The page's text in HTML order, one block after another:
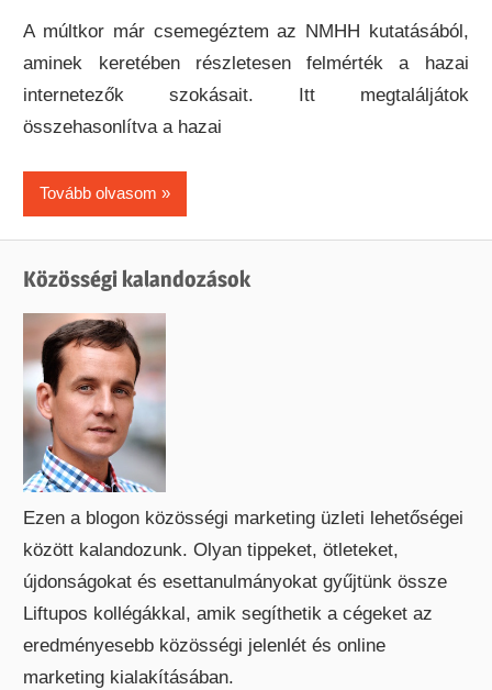
A múltkor már csemegéztem az NMHH kutatásából,
aminek keretében részletesen felmérték a hazai
internetezők szokásait. Itt megtaláljátok
összehasonlítva a hazai
Tovább olvasom
Közösségi kalandozások
Ezen a blogon közösségi marketing üzleti lehetőségei
között kalandozunk. Olyan tippeket, ötleteket,
újdonságokat és esettanulmányokat gyűjtünk össze
Liftupos kollégákkal, amik segíthetik a cégeket az
eredményesebb közösségi jelenlét és online
marketing kialakításában.